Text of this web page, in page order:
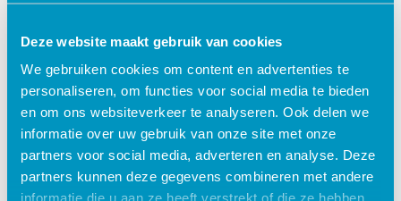
Deze website maakt gebruik van cookies
We gebruiken cookies om content en advertenties te
personaliseren, om functies voor social media te bieden
en om ons websiteverkeer te analyseren. Ook delen we
informatie over uw gebruik van onze site met onze
partners voor social media, adverteren en analyse. Deze
partners kunnen deze gegevens combineren met andere
informatie die u aan ze heeft verstrekt of die ze hebben
launch